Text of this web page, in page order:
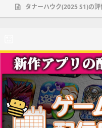
タナーハウク(2025 S1)の